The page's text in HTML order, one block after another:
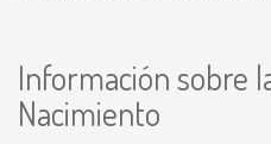
Información sobre
Nacimiento